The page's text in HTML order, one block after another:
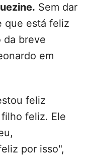
Sem dar
que está feliz
da breve
em
feliz
feliz. Ele
por isso",